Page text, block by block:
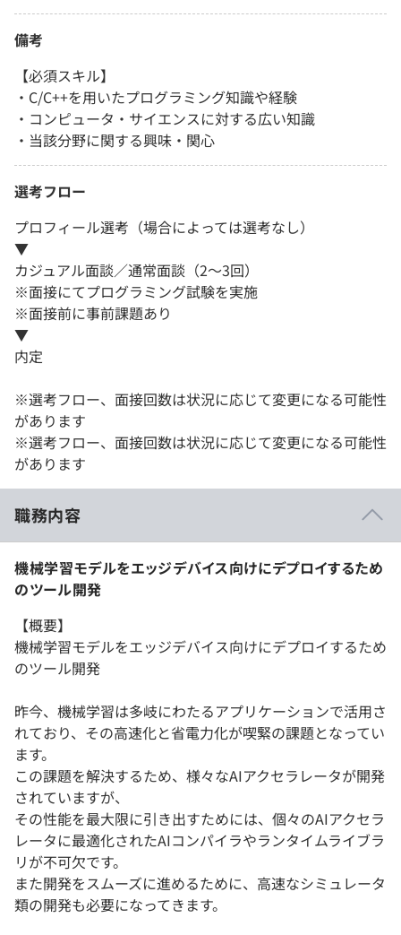
備考
【必須スキル】
・C/C++を用いたプログラミング知識や経験
・コンピュータ・サイエンスに対する広い知識
・当該分野に関する興味・関心
選考フロー
プロフィール選考（場合によっては選考なし）
▼
カジュアル面談／通常面談（2～3回）
※面接にてプログラミング試験を実施
※面接前に事前課題あり
▼
内定
※選考フロー、面接回数は状況に応じて変更になる可能性
があります
※選考フロー、面接回数は状況に応じて変更になる可能性
があります
職務内容
機械学習モデルをエッジデバイス向けにデプロイするため
のツール開発
【概要】
機械学習モデルをエッジデバイス向けにデプロイするため
のツール開発
昨今、機械学習は多岐にわたるアプリケーションで活用さ
れており、その高速化と省電力化が喫緊の課題となってい
ます。
この課題を解決するため、様々なAIアクセラレータが開発
されていますが、
その性能を最大限に引き出すためには、個々のAIアクセラ
レータに最適化されたAIコンパイラやランタイムライブラ
リが不可欠です。
また開発をスムーズに進めるために、高速なシミュレータ
類の開発も必要になってきます。